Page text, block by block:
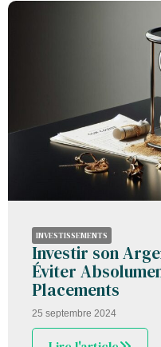
INVESTISSEMENTS
Investir son
Éviter
Placements
25 septembre 2024